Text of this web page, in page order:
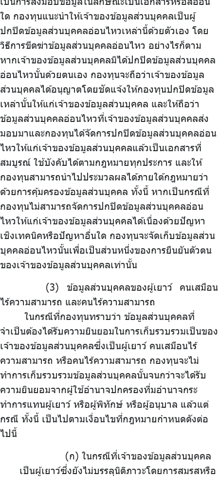
ใด กองทุนแนะนำให้เจ้าของข้อมูลส่วนบุคคลเป็นผู้
ปกปิดข้อมูลส่วนบุคคลอ่อนไหวเหล่านี้ด้วยตัวเอง โดย
วิธีการขีดฆ่าข้อมูลส่วนบุคคลอ่อนไหว อย่างไรก็ตาม
หากเจ้าของข้อมูลส่วนบุคคลมิได้ปกปิดข้อมูลส่วนบุคคล
อ่อนไหวนั้นด้วยตนเอง กองทุนจะถือว่าเจ้าของข้อมูล
ส่วนบุคคลได้อนุญาตโดยชัดแจ้งให้กองทุนปกปิดข้อมูล
เหล่านั้นให้แก่เจ้าของข้อมูลส่วนบุคคล และให้ถือว่า
ข้อมูลส่วนบุคคลอ่อนไหวที่เจ้าของข้อมูลส่วนบุคคลส่ง
มอบมาและกองทุนได้จัดการปกปิดข้อมูลส่วนบุคคลอ่อน
ไหวให้แก่เจ้าของข้อมูลส่วนบุคคลแล้วเป็นเอกสารที่
สมบูรณ์ ใช้บังคับได้ตามกฎหมายทุกประการ และให้
กองทุนสามารถนำไปประมวลผลได้ภายใต้กฎหมายว่า
ด้วยการคุ้มครองข้อมูลส่วนบุคคล ทั้งนี้ หากเป็นกรณีที่
กองทุนไม่สามารถจัดการปกปิดข้อมูลส่วนบุคคลอ่อน
ไหวให้แก่เจ้าของข้อมูลส่วนบุคคลได้เนื่องด้วยปัญหา
เชิงเทคนิคหรือปัญหาอื่นใด กองทุนจะจัดเก็บข้อมูลส่วน
บุคคลอ่อนไหวนั้นเพื่อเป็นส่วนหนึ่งของการยืนยันตัวตน
ของเจ้าของข้อมูลส่วนบุคคลเท่านั้น
ข้อมูลส่วนบุคคลของผู้เยาว์ คนเสมือน
ไร้ความสามารถ และคนไร้ความสามารถ
ในกรณีที่กองทุนทราบว่า ข้อมูลส่วนบุคคลที่
จำเป็นต้องได้รับความยินยอมในการเก็บรวบรวมเป็นของ
เจ้าของข้อมูลส่วนบุคคลซึ่งเป็นผู้เยาว์ คนเสมือนไร้
ความสามารถ หรือคนไร้ความสามารถ กองทุนจะไม่
ทำการเก็บรวบรวมข้อมูลส่วนบุคคลนั้นจนกว่าจะได้รับ
ความยินยอมจากผู้ใช้อำนาจปกครองที่มอำนาจกระ
ทำการแทนผู้เยาว์ หรือผู้พิทักษ์ หรือผู้อนุบาล แล้วแต่
กรณี ทั้งนี้ เป็นไปตามเงื่อนไขที่กฎหมายกำหนดดังต่อ
ไปนี้
(ก) .ในกรณีที่เจ้าของข้อมูลส่วนบุคคล
เป็นผู้เยาว์ซึ่งยังไม่บรรลุนิติภาวะโดยการสมรสหรือ